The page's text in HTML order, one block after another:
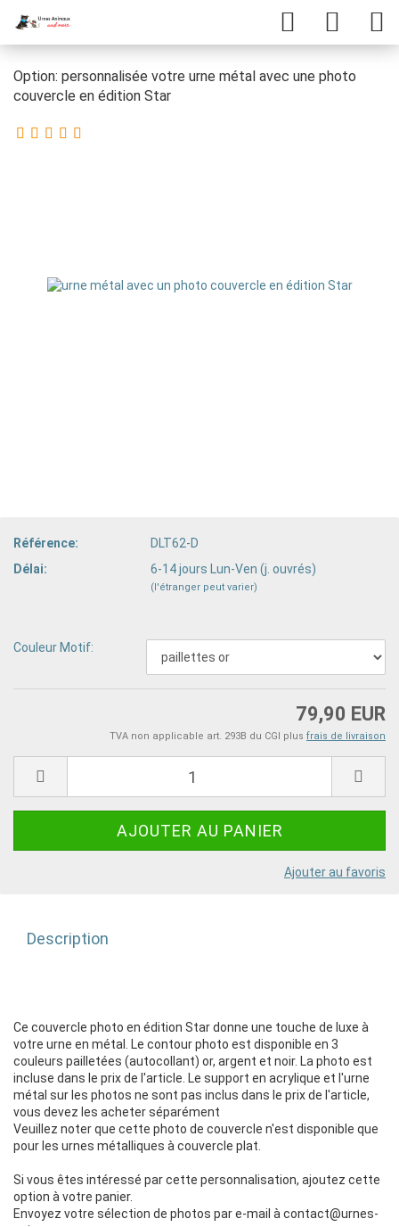
Option: personnalisée votre urne métal avec une photo
couvercle en édition Star
Référence:
DLT62-D
Délai:
6-14 jours Lun-Ven (j. ouvrés)
(l'étranger peut varier)
Couleur Motif:
79,90 EUR
TVA non applicable art. 293B du CGI plus frais de livraison
Ajouter au favoris
Description
Ce couvercle photo en édition Star donne une touche de luxe à
votre urne en métal. Le contour photo est disponible en 3
couleurs pailletées (autocollant) or, argent et noir. La photo est
incluse dans le prix de l'article. Le support en acrylique et l'urne
métal sur les photos ne sont pas inclus dans le prix de l'article,
vous devez les acheter séparément
Veuillez noter que cette photo de couvercle n'est disponible que
pour les urnes métalliques à couvercle plat.
Si vous êtes intéressé par cette personnalisation, ajoutez cette
option à votre panier.
Envoyez votre sélection de photos par e-mail à contact@urnes-